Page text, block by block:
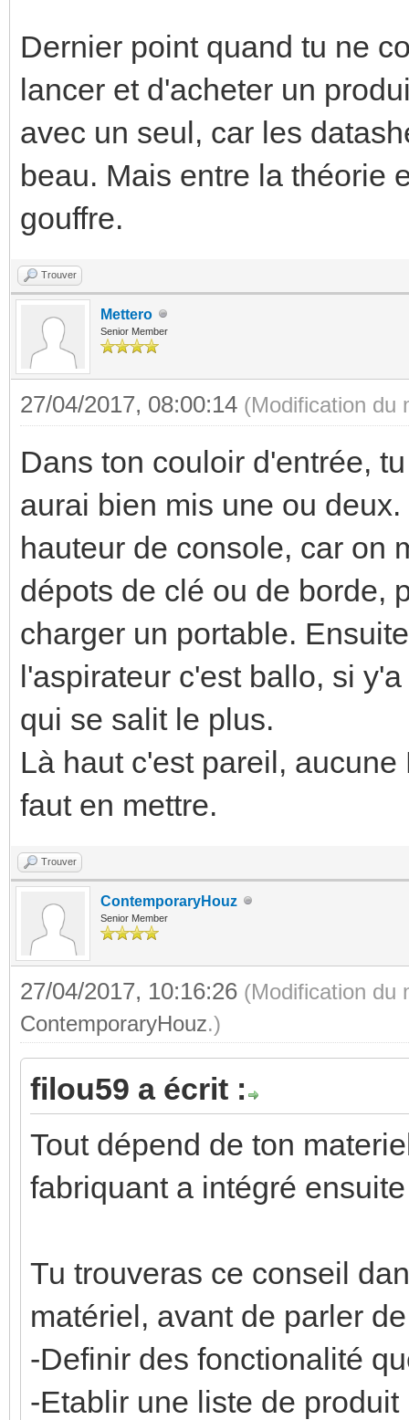
Dernier point quand tu ne
lancer et d'acheter un
avec un seul, car les
beau. Mais entre la théorie
gouffre.
Trouver
Mettero
Senior Member
27/04/2017, 08:00:14 (Modification du
Dans ton couloir d'entrée,
aurai bien mis une ou
hauteur de console, car on
dépots de clé ou de borde,
charger un portable.
l'aspirateur c'est ballo, si
qui se salit le plus.
Là haut c'est pareil,
faut en mettre.
Trouver
ContemporaryHouz
Senior Member
27/04/2017, 10:16:26 (Modification du
ContemporaryHouz.)
filou59 a écrit :
Tout dépend de ton
fabriquant a intégré
Tu trouveras ce conseil
matériel, avant de parler
-Definir des fonctionalité
-Etablir une liste de